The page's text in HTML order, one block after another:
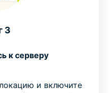
3
к серверу
и включите